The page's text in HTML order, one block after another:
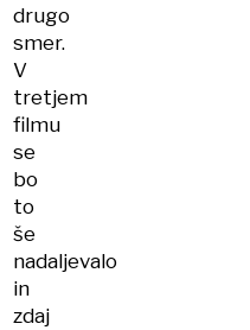
drugo
smer.
V
tretjem
filmu
se
bo
to
še
nadaljevalo
in
zdaj